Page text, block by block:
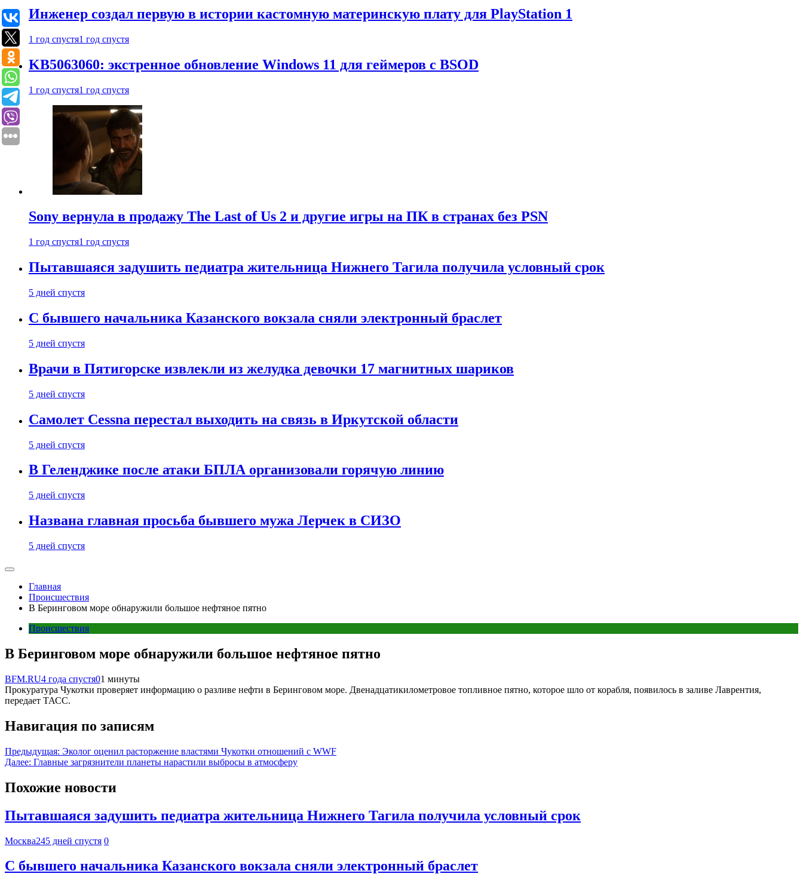
Инженер создал первую в истории кастомную материнскую плату для PlayStation 1
1 год спустя1 год спустя
KB5063060: экстренное обновление Windows 11 для геймеров с BSOD
1 год спустя1 год спустя
Sony вернула в продажу The Last of Us 2 и другие игры на ПК в странах без PSN
1 год спустя1 год спустя
Пытавшаяся задушить педиатра жительница Нижнего Тагила получила условный срок
5 дней спустя
С бывшего начальника Казанского вокзала сняли электронный браслет
5 дней спустя
Врачи в Пятигорске извлекли из желудка девочки 17 магнитных шариков
5 дней спустя
Самолет Cessna перестал выходить на связь в Иркутской области
5 дней спустя
В Геленджике после атаки БПЛА организовали горячую линию
5 дней спустя
Названа главная просьба бывшего мужа Лерчек в СИЗО
5 дней спустя
Главная
Происшествия
В Беринговом море обнаружили большое нефтяное пятно
Происшествия
В Беринговом море обнаружили большое нефтяное пятно
BFM.RU4 года спустя01 минуты
Прокуратура Чукотки проверяет информацию о разливе нефти в Беринговом море. Двенадцатикилометровое топливное пятно, которое шло от корабля, появилось в заливе Лаврентия,
передает ТАСС.
Навигация по записям
Предыдущая: Эколог оценил расторжение властями Чукотки отношений с WWF
Далее: Главные загрязнители планеты нарастили выбросы в атмосферу
Похожие новости
Пытавшаяся задушить педиатра жительница Нижнего Тагила получила условный срок
Москва245 дней спустя 0
С бывшего начальника Казанского вокзала сняли электронный браслет